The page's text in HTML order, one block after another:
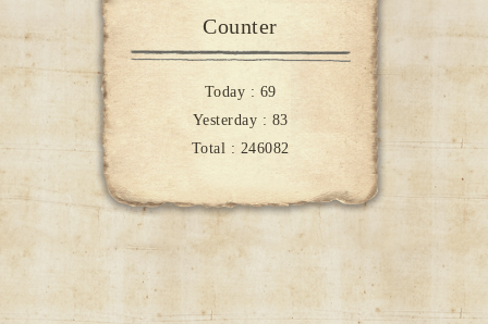
Counter
Today : 69
Yesterday : 83
Total : 246082